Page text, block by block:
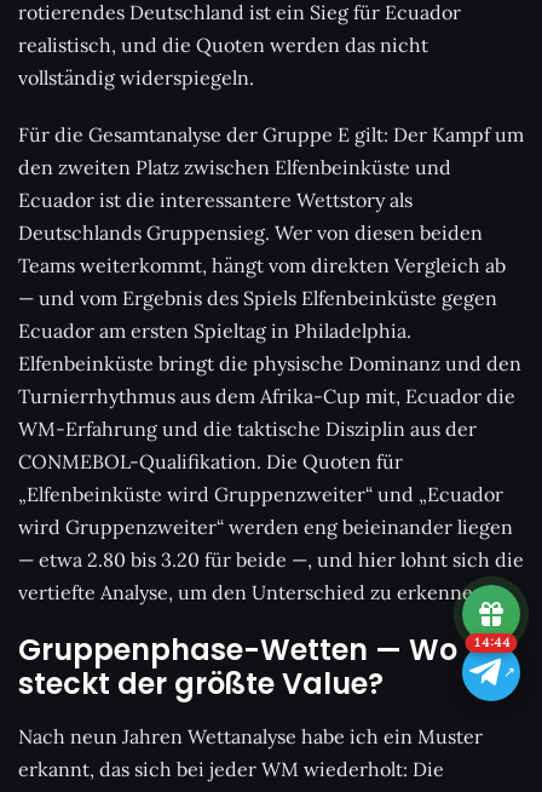
rotierendes Deutschland ist ein Sieg für Ecuador
realistisch, und die Quoten werden das nicht
vollständig widerspiegeln.
Für die Gesamtanalyse der Gruppe E gilt: Der Kampf um
den zweiten Platz zwischen Elfenbeinküste und
Ecuador ist die interessantere Wettstory als
Deutschlands Gruppensieg. Wer von diesen beiden
Teams weiterkommt, hängt vom direkten Vergleich ab
— und vom Ergebnis des Spiels Elfenbeinküste gegen
Ecuador am ersten Spieltag in Philadelphia.
Elfenbeinküste bringt die physische Dominanz und den
Turnierrhythmus aus dem Afrika-Cup mit, Ecuador die
WM-Erfahrung und die taktische Disziplin aus der
CONMEBOL-Qualifikation. Die Quoten für
„Elfenbeinküste wird Gruppenzweiter“ und „Ecuador
wird Gruppenzweiter“ werden eng beieinander liegen
— etwa 2.80 bis 3.20 für beide —, und hier lohnt sich die
vertiefte Analyse, um den Unterschied zu erkennen.
Gruppenphase-Wetten — Wo
steckt der größte Value?
Nach neun Jahren Wettanalyse habe ich ein Muster
erkannt, das sich bei jeder WM wiederholt: Die
14:43